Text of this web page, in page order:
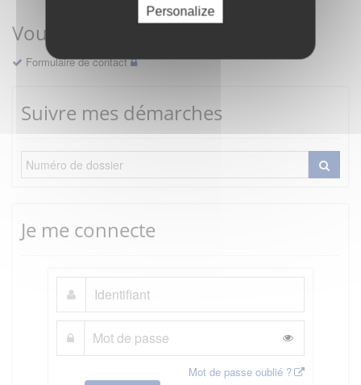
Personalize
Vous avez une question ?
Formulaire de contact
Suivre mes démarches
Je me connecte
Mot de passe oublié ?